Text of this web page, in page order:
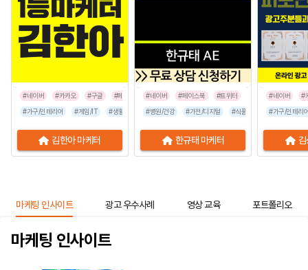
#네이버 #카카오 #구글 #페이스북 #인스타그램
#틱톡
#가구/인테리어
#게임/IT #생활/리빙 #공공기관 #교육/취업 #금융/보험 #이벤트/행사
김한아 마케터
#네이버 #페이스북
#트위터
#병원/건강
#가전/디지털 #식품/음료 #프랜차이즈
한규태 마케터
#네이버
#
#가구/인테리
마케팅 인사이트 광고 우수사례 영상 교육 포트폴리오
마케팅 인사이트